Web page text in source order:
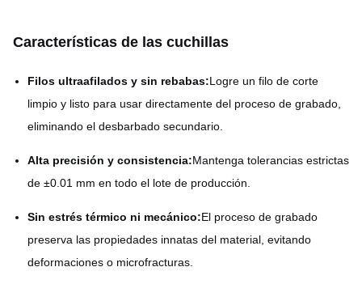
Características de las cuchillas
Filos ultraafilados y sin rebabas:Logre un filo de corte
limpio y listo para usar directamente del proceso de grabado,
eliminando el desbarbado secundario.
Alta precisión y consistencia:Mantenga tolerancias estrictas
de ±0.01 mm en todo el lote de producción.
Sin estrés térmico ni mecánico:El proceso de grabado
preserva las propiedades innatas del material, evitando
deformaciones o microfracturas.